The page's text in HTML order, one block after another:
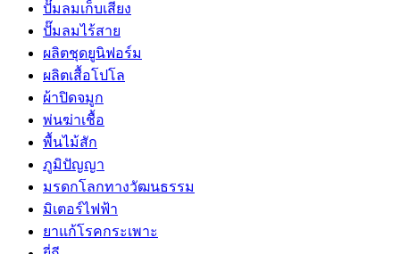
ปั๊มลมเก็บเสียง
ปั๊มลมไร้สาย
ผลิตชุดยูนิฟอร์ม
ผลิตเสื้อโปโล
ผ้าปิดจมูก
พ่นฆ่าเชื้อ
พื้นไม้สัก
ภูมิปัญญา
มรดกโลกทางวัฒนธรรม
มิเตอร์ไฟฟ้า
ยาแก้โรคกระเพาะ